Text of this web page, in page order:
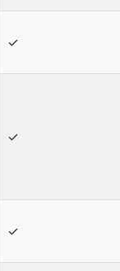
✓
✓
✓